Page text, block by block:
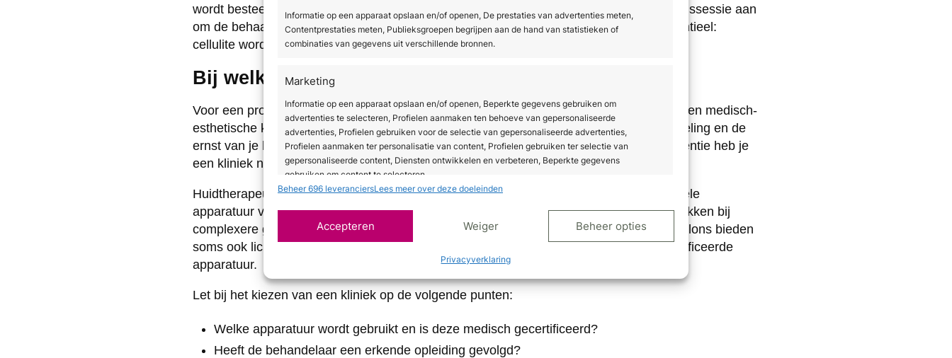
Informatie op een apparaat opslaan en/of openen, De prestaties van advertenties meten,
Contentprestaties meten, Publieksgroepen begrijpen aan de hand van statistieken of
combinaties van gegevens uit verschillende bronnen.
Marketing
Informatie op een apparaat opslaan en/of openen, Beperkte gegevens gebruiken om
advertenties te selecteren, Profielen aanmaken ten behoeve van gepersonaliseerde
advertenties, Profielen gebruiken voor de selectie van gepersonaliseerde advertenties,
Profielen aanmaken ter personalisatie van content, Profielen gebruiken ter selectie van
gepersonaliseerde content, Diensten ontwikkelen en verbeteren, Beperkte gegevens
gebruiken om content te selecteren.
Toepassingen Altijd actief
Gegevens uit andere gegevensbronnen met elkaar matchen en combineren,
Zorg dragen voor beveiliging, fraude voorkomen en detecteren
Privacykeuzes opslaan en delen.
Beheer 696 leveranciersLees meer over deze doeleinden
Accepteren Weiger Beheer opties
Privacyverklaring
wordt besteed aan leefstijl, hydratatie en beweging. Veel klinieken raden een onderhoudssessie aan
om de behaalde resultaten vast te houden. Realistische verwachtingen zijn hierbij essentieel:
cellulite wordt verminderd, niet volledig weggenomen.
Bij welk type kliniek of professional kun je terecht?
Voor een professionele cellulitebehandeling kun je terecht bij een huidtherapiepraktijk, een medisch-
esthetische kliniek of een cosmetisch arts. De keuze hangt af van de gewenste behandeling en de
ernst van je huidprobleem. Voor klinische technologieën zoals shockwave of radiofrequentie heb je
een kliniek nodig met gecertificeerde apparatuur en opgeleide behandelaars.
Huidtherapeuten zijn gespecialiseerd in huidproblemen en werken vaak met professionele
apparatuur voor lichaamsbehandelingen. Cosmetisch artsen en dermatologen zijn betrokken bij
complexere gevallen of wanneer een medische achtergrond gewenst is. Schoonheidssalons bieden
soms ook lichaamsbehandelingen aan, maar beschikken niet altijd over medisch gecertificeerde
apparatuur.
Let bij het kiezen van een kliniek op de volgende punten:
Welke apparatuur wordt gebruikt en is deze medisch gecertificeerd?
Heeft de behandelaar een erkende opleiding gevolgd?